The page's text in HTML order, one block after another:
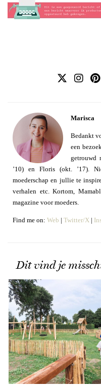
Marisca
Bedankt
een
getrouwd
’10) en Floris (okt. ’17).
moederschap en jullie te
verhalen etc. Kortom,
magazine voor moeders.
Find me on: Web | Twitter/X |
Dit vind je